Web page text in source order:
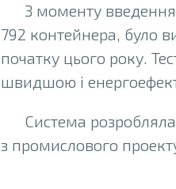
З моменту введення
792 контейнера, було
початку цього року.
швидшою і
Система
з промислового